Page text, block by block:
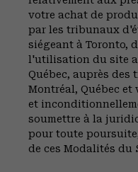
votre achat de
par les tribunaux
siégeant à Toronto,
l'utilisation du site
Québec, auprès des
Montréal, Québec
et
soumettre à la
pour toute
de ces Modalités du